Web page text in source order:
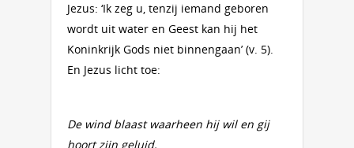
Jezus: ‘Ik zeg u, tenzij iemand geboren
wordt uit water en Geest kan hij het
Koninkrijk Gods niet binnengaan’ (v. 5).
En Jezus licht toe:
De wind blaast waarheen hij wil en gij
hoort zijn geluid,